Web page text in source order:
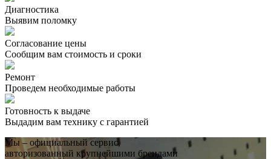
Диагностика
Выявим поломку
Согласование цены
Сообщим вам стоимость и сроки
Ремонт
Проведем необходимые работы
Готовность к выдаче
Выдадим вам технику с гарантией
Мы – официальный сервис,
авторизованный крупнейшими брендами